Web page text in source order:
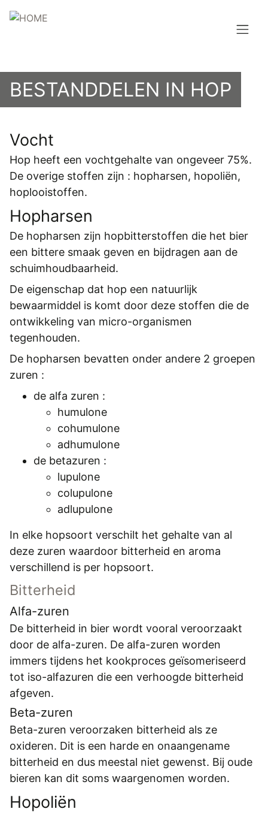
en
gaan
Topmenu
INLOGGEN
REGISTREREN
ADVERTEREN
MELDPUNT
HOME
AANBOD
BESTANDDELEN IN HOP
Vocht
Hop heeft een vochtgehalte van ongeveer 75%.
De overige stoffen zijn : hopharsen, hopoliën,
hoplooistoffen.
Hopharsen
De hopharsen zijn hopbitterstoffen die het bier
een bittere smaak geven en bijdragen aan de
schuimhoudbaarheid.
De eigenschap dat hop een natuurlijk
bewaarmiddel is komt door deze stoffen die de
ontwikkeling van micro-organismen
tegenhouden.
De hopharsen bevatten onder andere 2 groepen
zuren :
de alfa zuren :
humulone
cohumulone
adhumulone
de betazuren :
lupulone
colupulone
adlupulone
In elke hopsoort verschilt het gehalte van al
deze zuren waardoor bitterheid en aroma
verschillend is per hopsoort.
Bitterheid
Alfa-zuren
De bitterheid in bier wordt vooral veroorzaakt
door de alfa-zuren. De alfa-zuren worden
immers tijdens het kookproces geïsomeriseerd
tot iso-alfazuren die een verhoogde bitterheid
afgeven.
Beta-zuren
Beta-zuren veroorzaken bitterheid als ze
oxideren. Dit is een harde en onaangename
bitterheid en dus meestal niet gewenst. Bij oude
bieren kan dit soms waargenomen worden.
Hopoliën